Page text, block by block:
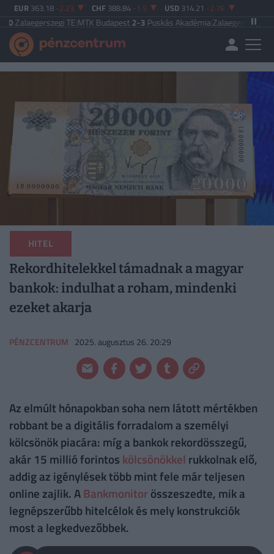
EUR 363.18 -2.23 CHF 388.84 -1.5 USD 314.21 -2.76
TE|MTK Budapest2-3Puskás Akadémia|Zalaegerszegi TE 5-2
HITEL
Rekordhitelekkel támadnak a magyar
bankok: indulhat a roham, mindenki
ezeket akarja
PÉNZCENTRUM 2025. augusztus 26. 20:29
Az elmúlt hónapokban soha nem látott mértékben
robbant be a digitális forradalom a személyi
kölcsönök piacára: míg a bankok rekordösszegű,
akár 15 millió forintos kölcsönökkel rukkolnak elő,
addig az igénylések több mint fele már teljesen
online zajlik. A Bankmonitorösszeszedte, mik a
legnépszerűbb hitelcélok és mely konstrukciók
most a legkedvezőbbek.